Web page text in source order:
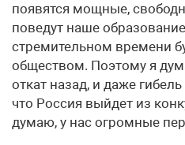
появятся мощные,
поведут наше
стремительном времени
обществом. Поэтому я
откат назад, и даже
что Россия выйдет из
думаю, у нас огромные